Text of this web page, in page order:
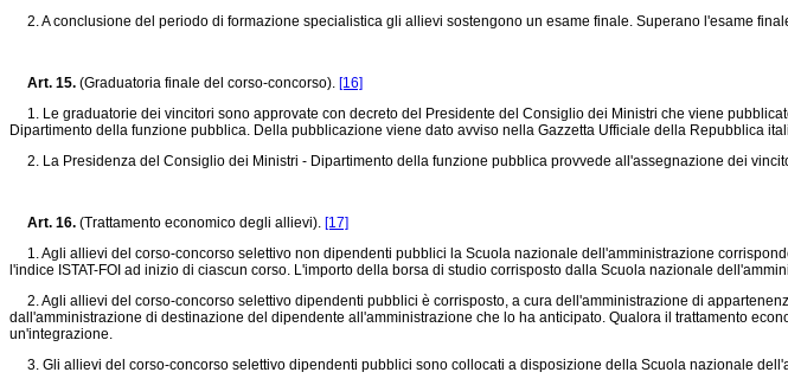
2. A conclusione del periodo di formazione specialistica gli allievi sostengono un esame finale. Superano l'esame
Art. 15. (Graduatoria finale del corso-concorso). [16]
1. Le graduatorie dei vincitori sono approvate con decreto del Presidente del Consiglio dei Ministri che viene
Dipartimento della funzione pubblica. Della pubblicazione viene dato avviso nella Gazzetta Ufficiale della Repubblica
2. La Presidenza del Consiglio dei Ministri - Dipartimento della funzione pubblica provvede all'assegnazione dei
Art. 16. (Trattamento economico degli allievi). [17]
1. Agli allievi del corso-concorso selettivo non dipendenti pubblici la Scuola nazionale dell'amministrazione
l'indice ISTAT-FOI ad inizio di ciascun corso. L'importo della borsa di studio corrisposto dalla Scuola nazionale
2. Agli allievi del corso-concorso selettivo dipendenti pubblici è corrisposto, a cura dell'amministrazione di
dall'amministrazione di destinazione del dipendente all'amministrazione che lo ha anticipato. Qualora il trattamento
un'integrazione.
3. Gli allievi del corso-concorso selettivo dipendenti pubblici sono collocati a disposizione della Scuola nazionale